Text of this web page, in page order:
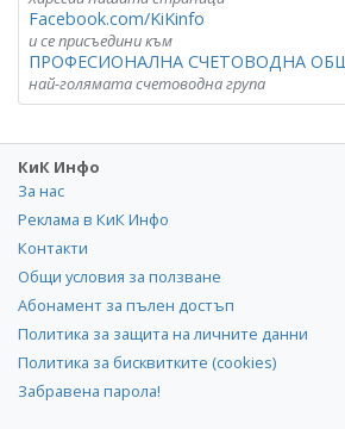
Facebook.com/KiKinfo
и се присъедини към
ПРОФЕСИОНАЛНА СЧЕТОВОДНА
най-голямата счетоводна група
КиК Инфо
За нас
Реклама в КиК Инфо
Контакти
Общи условия за ползване
Абонамент за пълен достъп
Политика за защита на личните данни
Политика за бисквитките (cookies)
Забравена парола!